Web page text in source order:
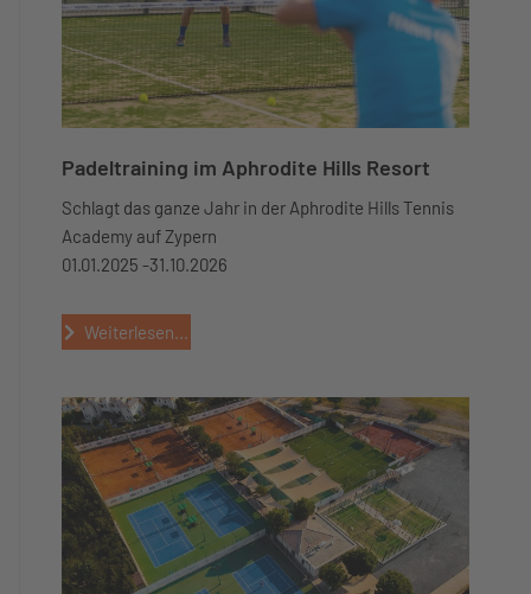
Padeltraining im Aphrodite Hills Resort
Schlagt das ganze Jahr in der Aphrodite Hills Tennis
Academy auf Zypern
01.01.2025 -31.10.2026
Weiterlesen...